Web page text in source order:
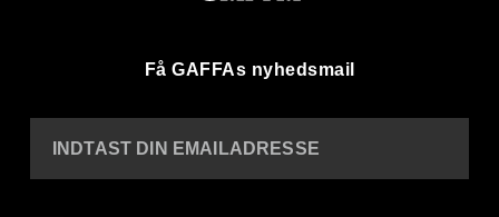
Få GAFFAs nyhedsmail
INDTAST DIN EMAILADRESSE